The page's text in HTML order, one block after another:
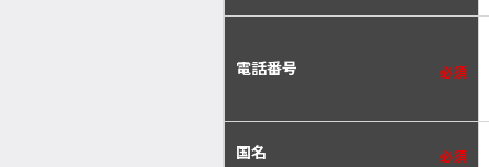
電話番号 必須
国名 必須